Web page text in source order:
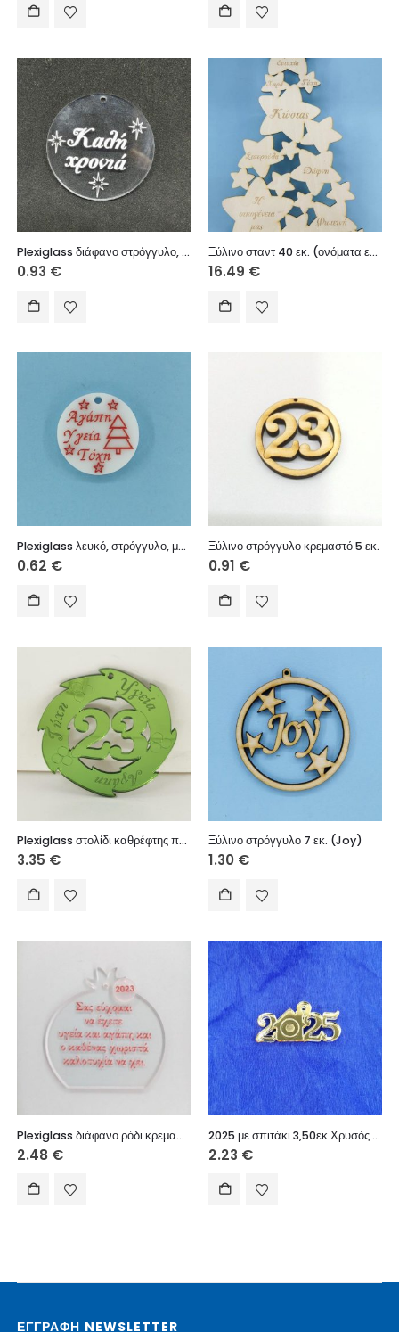
Plexiglass διάφανο στρόγγυλο, με ευχές (Καλή Χρονιά) 3 εκ.
0.93 €
Ξύλινο σταντ 40 εκ. (ονόματα επιλογής σας)
16.49 €
Plexiglass λευκό, στρόγγυλο, με ευχές, 2,5 εκ.
0.62 €
Ξύλινο στρόγγυλο κρεμαστό 5 εκ.
0.91 €
Plexiglass στολίδι καθρέφτης πράσινος 7 εκ.
3.35 €
Ξύλινο στρόγγυλο 7 εκ. (Joy)
1.30 €
Plexiglass διάφανο ρόδι κρεμαστό με ευχή 8 εκ.
2.48 €
2025 με σπιτάκι 3,50εκ Χρυσός καθρέφτης 5τεμ.
2.23 €
ΕΓΓΡΑΦΗ NEWSLETTER